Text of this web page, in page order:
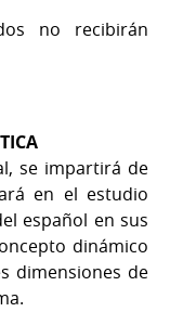
no recibirán
se impartirá de
en el estudio
español en sus
dinámico
dimensiones de